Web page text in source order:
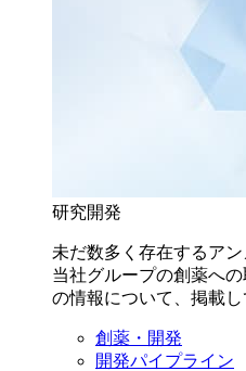
研究開発
未だ数多く存在するア
当社グループの創薬へ
の情報について、掲載し
創薬・開発
開発パイプライン